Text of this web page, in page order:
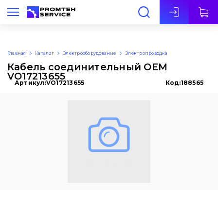
Рус
Главная Каталог Электрооборудование Электропроводка
Кабель соединительный OEM
VO17213655
Артикул:VO17213655 Код:188565